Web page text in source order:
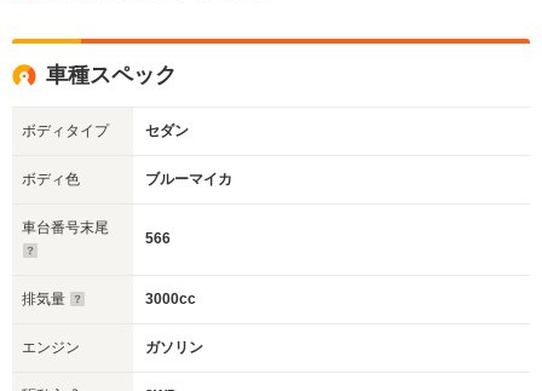
車種スペック
ボディタイプ セダン
ボディ色 ブルーマイカ
車台番号末尾
566
排気量 3000cc
エンジン ガソリン